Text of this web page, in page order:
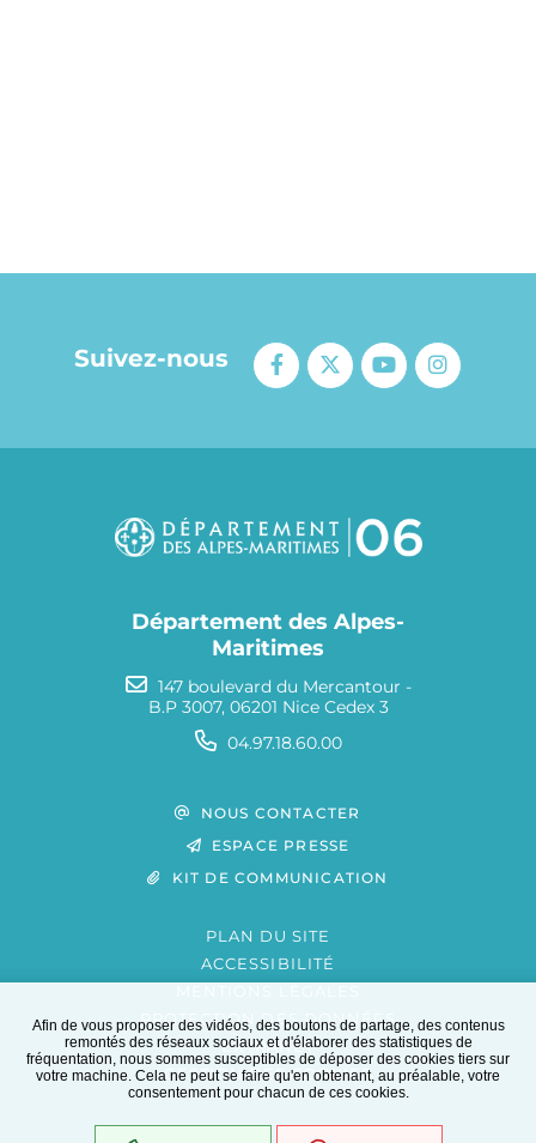
Afin de vous proposer des vidéos, des boutons de partage, des contenus
remontés des réseaux sociaux et d'élaborer des statistiques de
fréquentation, nous sommes susceptibles de déposer des cookies tiers sur
votre machine. Cela ne peut se faire qu'en obtenant, au préalable, votre
consentement pour chacun de ces cookies.
Suivez-nous
Département des Alpes-
Maritimes
147 boulevard du Mercantour -
B.P 3007, 06201 Nice Cedex 3
04.97.18.60.00
NOUS CONTACTER
ESPACE PRESSE
KIT DE COMMUNICATION
PLAN DU SITE
ACCESSIBILITÉ
PROTECTION DES DONNÉES
EXTRANET
GESTION DES COOKIES